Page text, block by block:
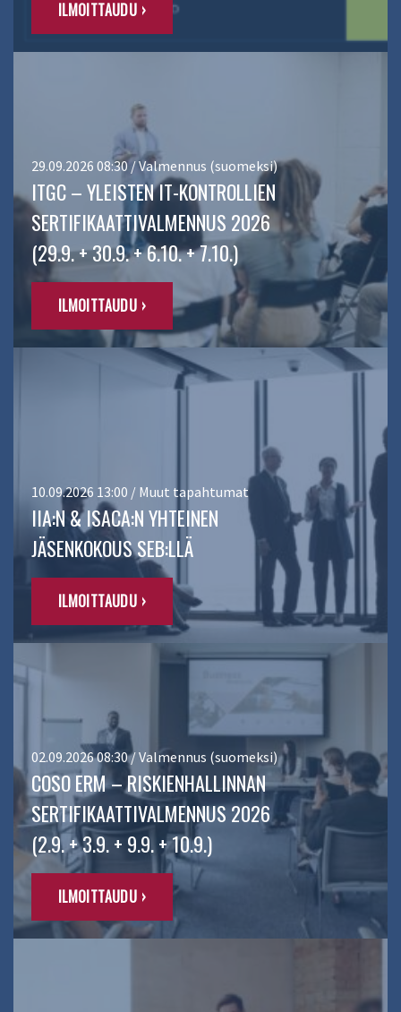
ILMOITTAUDU ›
29.09.2026 08:30 / Valmennus (suomeksi)
ITGC – YLEISTEN IT-KONTROLLIEN
SERTIFIKAATTIVALMENNUS 2026
(29.9. + 30.9. + 6.10. + 7.10.)
ILMOITTAUDU ›
10.09.2026 13:00 / Muut tapahtumat
IIA:N & ISACA:N YHTEINEN
JÄSENKOKOUS SEB:LLÄ
ILMOITTAUDU ›
02.09.2026 08:30 / Valmennus (suomeksi)
COSO ERM – RISKIENHALLINNAN
SERTIFIKAATTIVALMENNUS 2026
(2.9. + 3.9. + 9.9. + 10.9.)
ILMOITTAUDU ›